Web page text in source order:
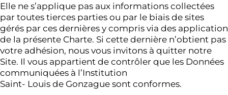
Elle ne s’applique pas aux informations collectées
par toutes tierces parties ou par le biais de sites
gérés par ces dernières y compris via des
de la présente Charte. Si cette dernière n’obtient pas
votre adhésion, nous vous invitons à quitter notre
Site. Il vous appartient de contrôler que les Données
communiquées à l’Institution
Saint- Louis de Gonzague sont conformes.